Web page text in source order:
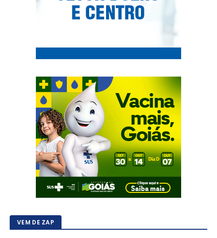
VEM DE ZAP